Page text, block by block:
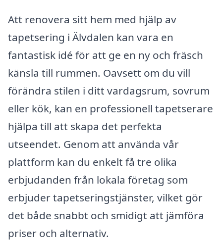
Att renovera sitt hem med hjälp av
tapetsering i Älvdalen kan vara en
fantastisk idé för att ge en ny och fräsch
känsla till rummen. Oavsett om du vill
förändra stilen i ditt vardagsrum, sovrum
eller kök, kan en professionell tapetserare
hjälpa till att skapa det perfekta
utseendet. Genom att använda vår
plattform kan du enkelt få tre olika
erbjudanden från lokala företag som
erbjuder tapetseringstjänster, vilket gör
det både snabbt och smidigt att jämföra
priser och alternativ.